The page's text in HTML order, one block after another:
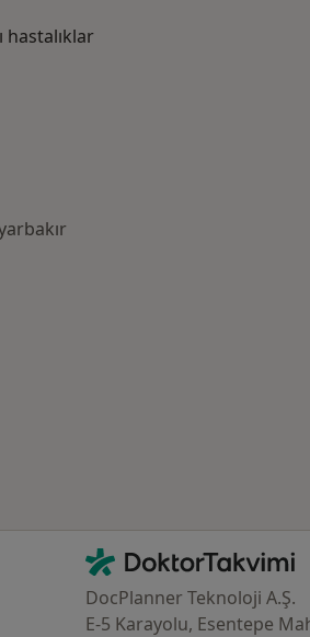
hastalıklar
İletişim
DoktorTakvimi - Ana Sayfa
DocPlanner Teknoloji A.Ş.
E-5 Karayolu, Esentepe